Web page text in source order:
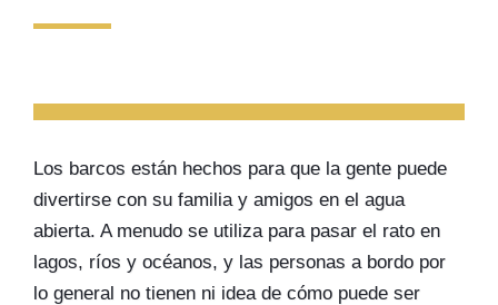
Los barcos están hechos para que la gente puede
divertirse con su familia y amigos en el agua
abierta. A menudo se utiliza para pasar el rato en
lagos, ríos y océanos, y las personas a bordo por
lo general no tienen ni idea de cómo puede ser